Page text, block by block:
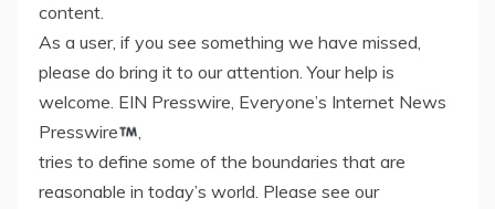
content.
As a user, if you see something we have missed,
please do bring it to our attention. Your help is
welcome. EIN Presswire, Everyone’s Internet News
Presswire
,
tries to define some of the boundaries that are
reasonable in today’s world. Please see our